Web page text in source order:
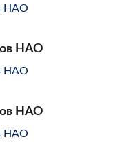
НАО
НАО